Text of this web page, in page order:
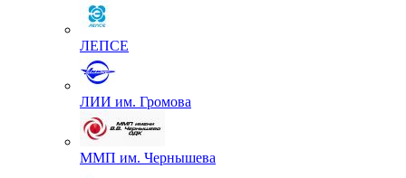
ЛЕПСЕ
ЛИИ им. Громова
ММП им. Чернышева